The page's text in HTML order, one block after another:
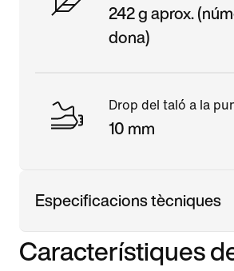
242 g aprox.
dona)
Drop del taló a la
10 mm
Especificacions tècniques
Característiques